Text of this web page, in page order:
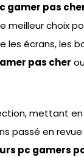
gamer pas
choix
les écrans, les
pas cher
mettant
passé en
pc gamers